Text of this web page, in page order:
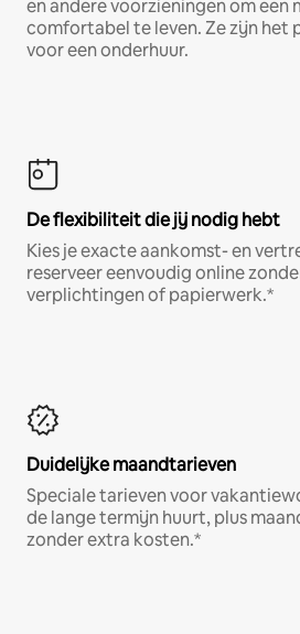
en andere voorzieningen om een
comfortabel te leven. Ze zijn
voor een onderhuur.
De flexibiliteit die jij nodig hebt
Kies je exacte aankomst- en
reserveer eenvoudig online
verplichtingen of papierwerk.*
Duidelijke maandtarieven
Speciale tarieven voor
de lange termijn huurt, plus
zonder extra kosten.*